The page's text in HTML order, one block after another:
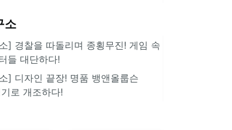
소
] 경찰을 따돌리며 종횡무진! 게임 속
들 대단하다!
] 디자인 끝장! 명품 뱅앤올룹슨
로 개조하다!